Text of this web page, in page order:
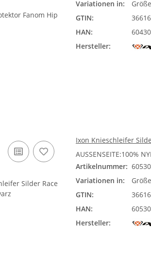
Variationen in:
GTIN:
HAN:
Hersteller:
Ixon Knieschleifer
AUSSENSEITE:100%
Artikelnummer:
Variationen in:
GTIN:
HAN:
Hersteller: